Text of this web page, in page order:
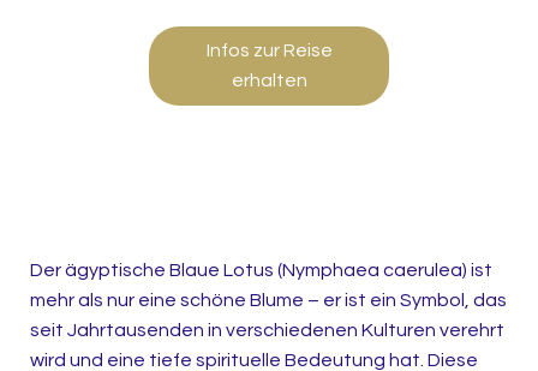
Infos zur Reise
erhalten
Der ägyptische Blaue Lotus (Nymphaea caerulea) ist
mehr als nur eine schöne Blume – er ist ein Symbol, das
seit Jahrtausenden in verschiedenen Kulturen verehrt
wird und eine tiefe spirituelle Bedeutung hat. Diese